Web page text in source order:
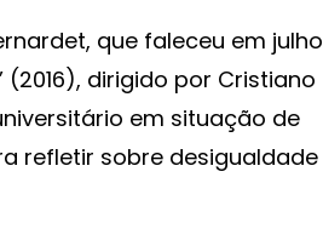
que faleceu em julho
dirigido por Cristiano
em situação de
refletir sobre desigualdade